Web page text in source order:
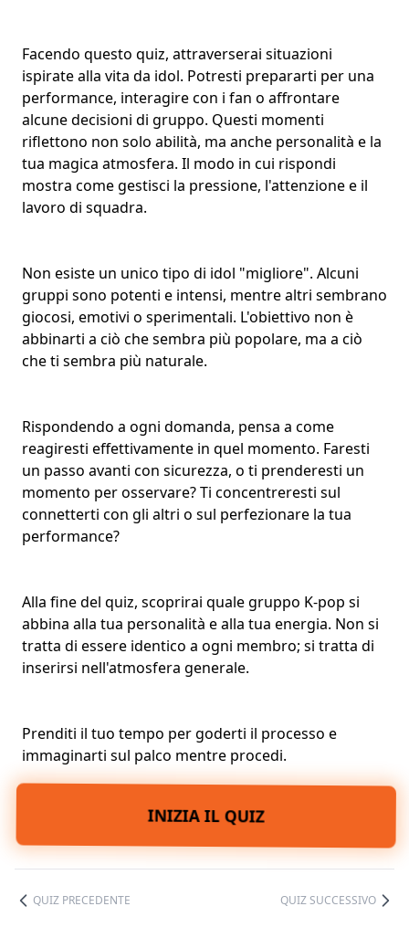
Facendo questo quiz, attraverserai situazioni
ispirate alla vita da idol. Potresti prepararti per una
performance, interagire con i fan o affrontare
alcune decisioni di gruppo. Questi momenti
riflettono non solo abilità, ma anche personalità e la
tua magica atmosfera. Il modo in cui rispondi
mostra come gestisci la pressione, l'attenzione e il
lavoro di squadra.
Non esiste un unico tipo di idol "migliore". Alcuni
gruppi sono potenti e intensi, mentre altri sembrano
giocosi, emotivi o sperimentali. L'obiettivo non è
abbinarti a ciò che sembra più popolare, ma a ciò
che ti sembra più naturale.
Rispondendo a ogni domanda, pensa a come
reagiresti effettivamente in quel momento. Faresti
un passo avanti con sicurezza, o ti prenderesti un
momento per osservare? Ti concentreresti sul
connetterti con gli altri o sul perfezionare la tua
performance?
Alla fine del quiz, scoprirai quale gruppo K-pop si
abbina alla tua personalità e alla tua energia. Non si
tratta di essere identico a ogni membro; si tratta di
inserirsi nell'atmosfera generale.
Prenditi il tuo tempo per goderti il processo e
immaginarti sul palco mentre procedi.
INIZIA IL QUIZ
QUIZ PRECEDENTE QUIZ SUCCESSIVO